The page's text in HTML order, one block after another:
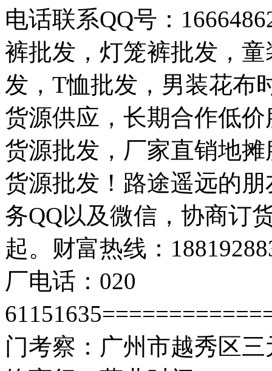
电话联系QQ号：
裤批发，灯笼裤批发，
发，T恤批发，男装花布
货源供应，长期合作低
货源批发，厂家直销地
货源批发！路途遥远的
务QQ以及微信，协商订
起。财富热线：
厂电话：020
门考察：广州市越秀区